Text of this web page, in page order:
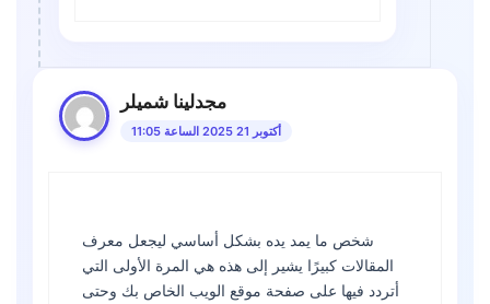
مجدلينا شميلر
أكتوبر 21 2025 الساعة 11:05
شخص ما يمد يده بشكل أساسي ليجعل معرف
المقالات كبيرًا يشير إلى هذه هي المرة الأولى التي
أتردد فيها على صفحة موقع الويب الخاص بك وحتى